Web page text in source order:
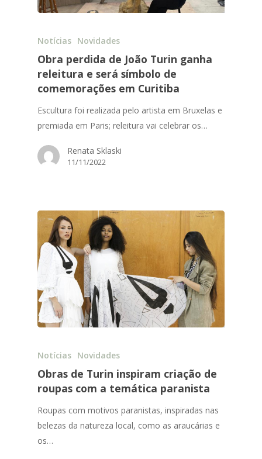
Notícias Novidades
Obra perdida de João Turin ganha
releitura e será símbolo de
comemorações em Curitiba
Escultura foi realizada pelo artista em Bruxelas e
premiada em Paris; releitura vai celebrar os…
Renata Sklaski
11/11/2022
Notícias Novidades
Obras de Turin inspiram criação de
roupas com a temática paranista
Roupas com motivos paranistas, inspiradas nas
belezas da natureza local, como as araucárias e
os…